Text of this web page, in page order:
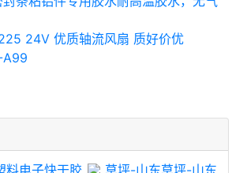
24V 优质轴流风扇 质好价优
A99